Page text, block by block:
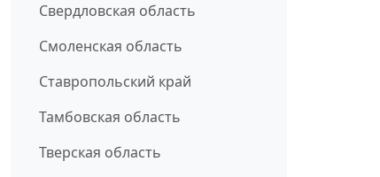
Свердловская область
Смоленская область
Ставропольский край
Тамбовская область
Тверская область